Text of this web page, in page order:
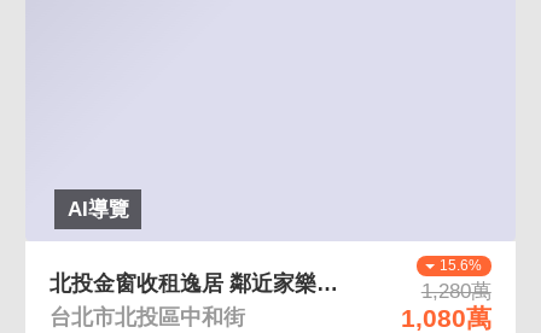
AI導覽
15.6%
1,280萬
1,080萬
北投金窗收租逸居 鄰近家樂福皆有對外窗邊間採光佳
台北市北投區中和街